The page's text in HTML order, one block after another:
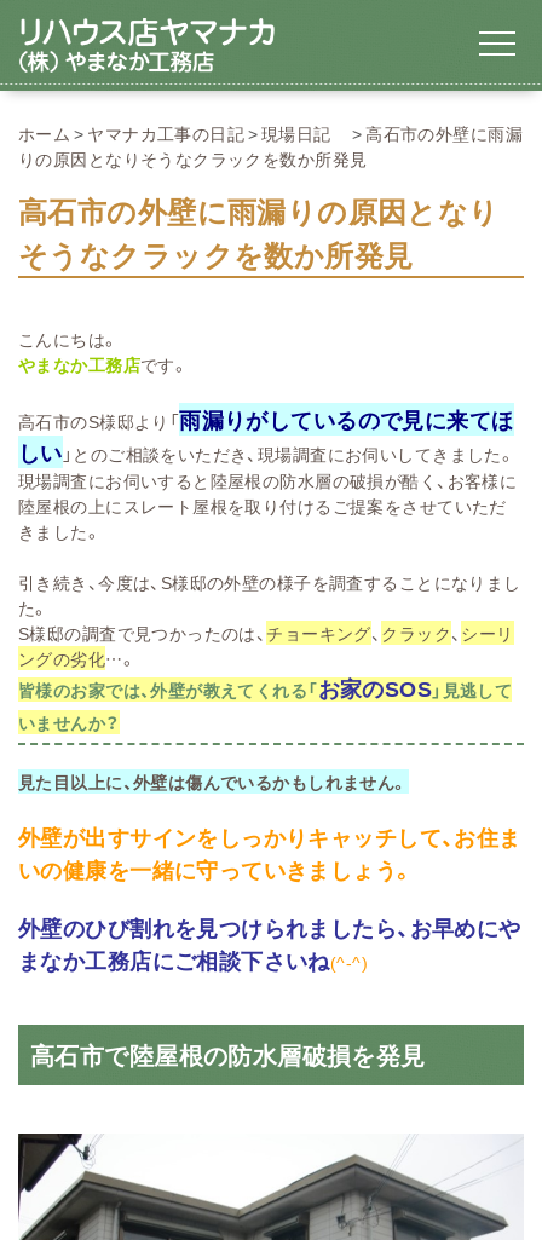
ホーム ヤマナカ工事の日記 現場日記
高石市の外壁に雨漏
りの原因となりそうなクラックを数か所発見
高石市の外壁に雨漏りの原因となり
そうなクラックを数か所発見
こんにちは。
やまなか工務店です。
高石市のS様邸より「雨漏りがしているので見に来てほ
しい 」とのご相談をいただき、現場調査にお伺いしてきました。
現場調査にお伺いすると陸屋根の防水層の破損が酷く、お客様に
陸屋根の上にスレート屋根を取り付けるご提案をさせていただ
きました。
引き続き、今度は、S様邸の外壁の様子を調査することになりまし
た。
S様邸の調査で見つかったのは、チョーキング、 クラック、 シーリ
ングの劣化…。
皆様のお家では、外壁が教えてくれる「お家のSOS」見逃して
いませんか？
見た目以上に、外壁は傷んでいるかもしれません。
外壁が出すサインをしっかりキャッチして、お住ま
いの健康を一緒に守っていきましょう。
外壁のひび割れを見つけられましたら、お早めにや
まなか工務店にご相談下さいね(^-^)
高石市で陸屋根の防水層破損を発見